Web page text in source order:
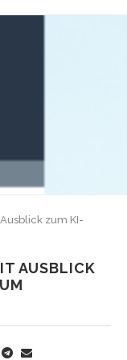
zum KI-
AUSBLICK